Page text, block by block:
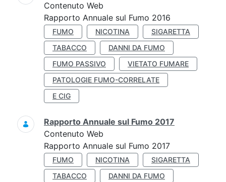
Contenuto Web
Rapporto Annuale sul Fumo 2016
FUMO NICOTINA
SIGARETTA
TABACCO
DANNI DA FUMO
FUMO PASSIVO
VIETATO FUMARE
PATOLOGIE FUMO-CORRELATE
E CIG
Rapporto Annuale sul Fumo 2017
Contenuto Web
Rapporto Annuale sul Fumo 2017
FUMO NICOTINA
SIGARETTA
TABACCO
DANNI DA FUMO